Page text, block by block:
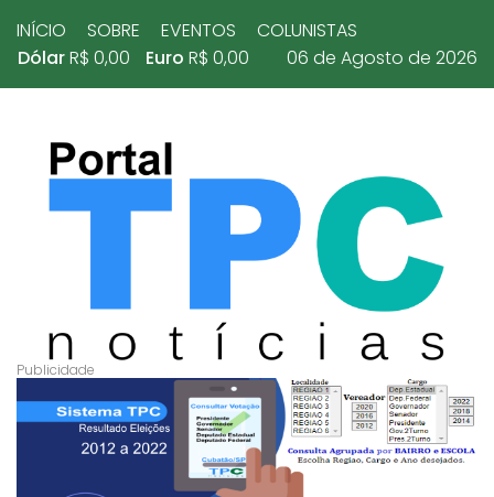
INÍCIO SOBRE EVENTOS
COLUNISTAS
DólarR$ 0,00 Euro R$ 0,00 06 de Agosto de 2026